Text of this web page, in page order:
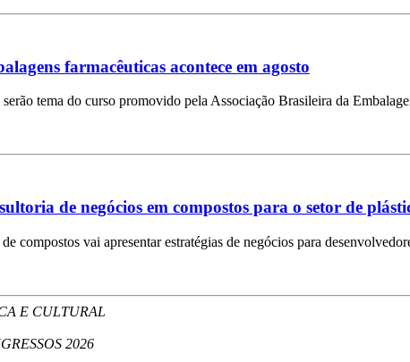
farmacêuticas acontece em agosto
tema do curso promovido pela Associação Brasileira da
de negócios em compostos para o setor de
compostos vai apresentar estratégias de negócios para
E CULTURAL
2026